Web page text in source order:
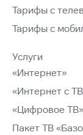
Тарифы с
Тарифы с
Услуги
«Интернет»
«Интернет с
«Цифровое ТВ»
Пакет ТВ